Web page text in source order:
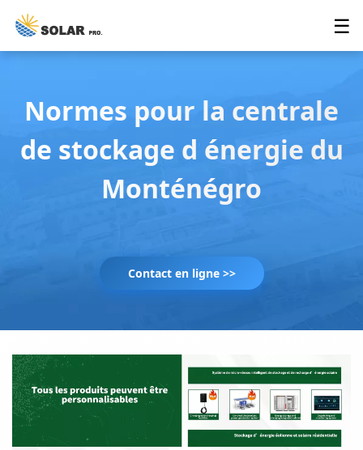
☰
Normes pour la centrale
de stockage d énergie du
Monténégro
Contact en ligne >>